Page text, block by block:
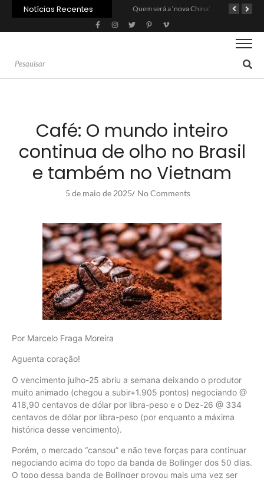
Notícias Recentes Quem será a ‘nova China’ do agro quando o apetite de Pequim acabar?
Café: O mundo inteiro
continua de olho no Brasil
e também no Vietnam
5 de maio de 2025/ No Comments
Por Marcelo Fraga Moreira
Aguenta coração!
O vencimento julho-25 abriu a semana deixando o produtor
muito animado (chegou a subir+1.905 pontos) negociando @
418,90 centavos de dólar por libra-peso e o Dez-26 @ 334
centavos de dólar por libra-peso (por enquanto a máxima
histórica desse vencimento).
Porém, o mercado “cansou” e não teve forças para continuar
negociando acima do topo da banda de Bollinger dos 50 dias.
O topo dessa banda de Bollinger provou mais uma vez ser